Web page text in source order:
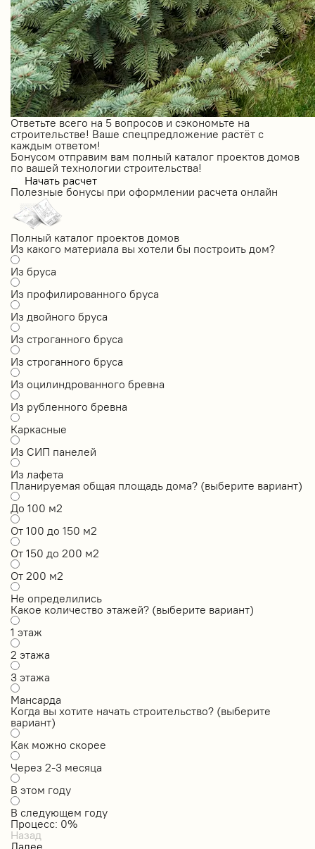
Ответьте всего на 5 вопросов и сэкономьте на
строительстве! Ваше спецпредложение растёт с
каждым ответом!
Бонусом отправим вам полный каталог проектов домов
по вашей технологии строительства!
Начать расчет
Полезные бонусы при оформлении расчета онлайн
Полный каталог проектов домов
Из какого материала вы хотели бы построить дом?
Из бруса
Из профилированного бруса
Из двойного бруса
Из строганного бруса
Из строганного бруса
Из оцилиндрованного бревна
Из рубленного бревна
Каркасные
Из СИП панелей
Из лафета
Планируемая общая площадь дома? (выберите вариант)
До 100 м2
От 100 до 150 м2
От 150 до 200 м2
От 200 м2
Не определились
Какое количество этажей? (выберите вариант)
1 этаж
2 этажа
3 этажа
Мансарда
Когда вы хотите начать строительство? (выберите
вариант)
Как можно скорее
Через 2-3 месяца
В этом году
В следующем году
Процесс: 0%
Назад